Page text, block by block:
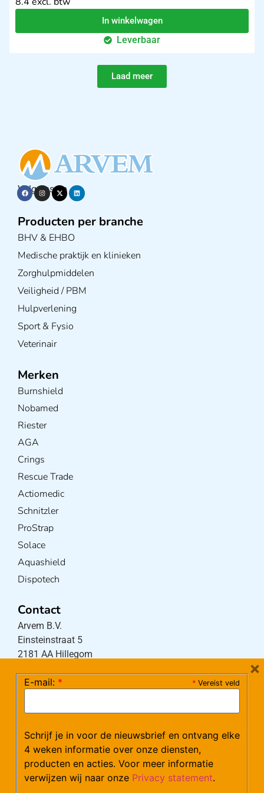
In winkelwagen
Leverbaar
Laad meer
Volg ons op
Producten per branche
BHV & EHBO
Medische praktijk en klinieken
Zorghulpmiddelen
Veiligheid / PBM
Hulpverlening
Sport & Fysio
Veterinair
Merken
Burnshield
Nobamed
Riester
AGA
Crings
Rescue Trade
Actiomedic
Schnitzler
ProStrap
Solace
Aquashield
Dispotech
Contact
Arvem B.V.
Einsteinstraat 5
2181 AA Hillegom
(maandag – donderdag 08:30-17:15 uur / vrijdag
Mail:klantenservice@arvem.nl
Werken bij Arvem?
* Vereist veld
E-mail: *
Schrijf je in voor de nieuwsbrief en ontvang elke
4 weken informatie over onze diensten,
producten en acties. Voor meer informatie
verwijzen wij naar onze Privacy statement.
×